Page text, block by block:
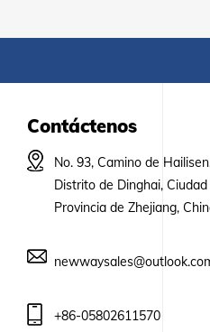
Contáctenos
No. 93, Camino de
Distrito de Dinghai,
Provincia de Zhejiang,
+86-05802611570